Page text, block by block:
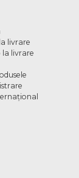
livrare
la livrare